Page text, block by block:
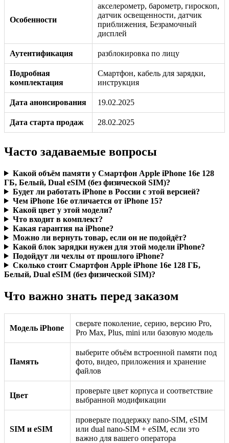
Особенности
акселерометр, барометр, гироскоп,
датчик освещенности, датчик
приближения, Безрамочный
дисплей
Аутентификация разблокировка по лицу
Подробная
комплектация
Смартфон, кабель для зарядки,
инструкция
Дата анонсирования 19.02.2025
Дата старта продаж 28.02.2025
Часто задаваемые вопросы
Какой объём памяти у Смартфон Apple iPhone 16e 128
ГБ, Белый, Dual eSIM (без физической SIM)?
Будет ли работать iPhone в России с этой версией?
Чем iPhone 16e отличается от iPhone 15?
Какой цвет у этой модели?
Что входит в комплект?
Какая гарантия на iPhone?
Можно ли вернуть товар, если он не подойдёт?
Какой блок зарядки нужен для этой модели iPhone?
Подойдут ли чехлы от прошлого iPhone?
Сколько стоит Смартфон Apple iPhone 16e 128 ГБ,
Белый, Dual eSIM (без физической SIM)?
Что важно знать перед заказом
Модель iPhone
сверьте поколение, серию, версию Pro,
Pro Max, Plus, mini или базовую модель
Память
выберите объём встроенной памяти под
фото, видео, приложения и хранение
файлов
Цвет
проверьте цвет корпуса и соответствие
выбранной модификации
SIM и eSIM
проверьте поддержку nano-SIM, eSIM
или dual nano-SIM + eSIM, если это
важно для вашего оператора